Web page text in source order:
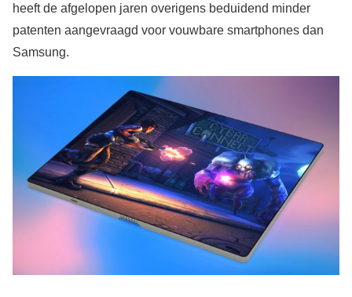
heeft de afgelopen jaren overigens beduidend minder
patenten aangevraagd voor vouwbare smartphones dan
Samsung.